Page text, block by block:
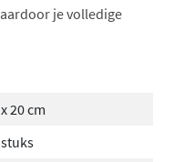
je volledige
ideale interieur.
20 cm